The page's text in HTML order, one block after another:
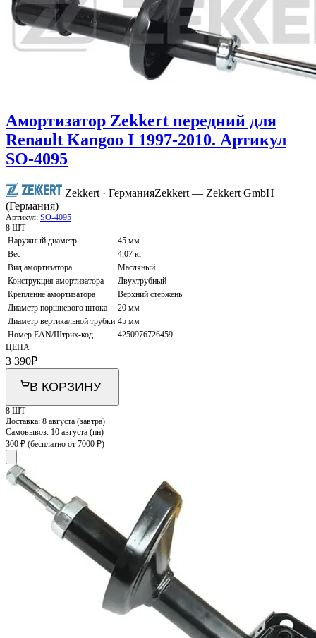
Амортизатор Zekkert передний для
Renault Kangoo I 1997-2010. Артикул
SO-4095
Zekkert · ГерманияZekkert — Zekkert GmbH
(Германия)
Артикул: SO-4095
8 ШТ
Наружный диаметр
45 мм
Вес
4,07 кг
Вид амортизатора
Масляный
Конструкция амортизатора
Двухтрубный
Крепление амортизатора
Верхний стержень
Диаметр поршневого штока
20 мм
Диаметр вертикальной трубки 45 мм
Номер EAN/Штрих-код
4250976726459
ЦЕНА
3 390₽
В КОРЗИНУ
8 ШТ
Доставка: 8 августа (завтра)
Самовывоз: 10 августа (пн)
300 ₽ (бесплатно от 7000 ₽)